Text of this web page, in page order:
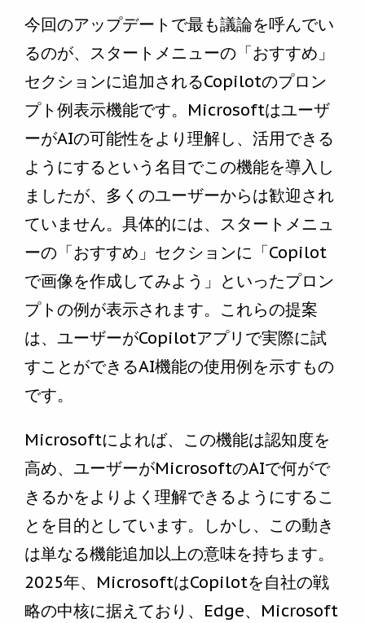
今回のアップデートで最も議論を呼んでい
るのが、スタートメニューの「おすすめ」
セクションに追加されるCopilotのプロン
プト例表示機能です。Microsoftはユーザ
ーがAIの可能性をより理解し、活用できる
ようにするという名目でこの機能を導入し
ましたが、多くのユーザーからは歓迎され
ていません。具体的には、スタートメニュ
ーの「おすすめ」セクションに「Copilot
で画像を作成してみよう」といったプロン
プトの例が表示されます。これらの提案
は、ユーザーがCopilotアプリで実際に試
すことができるAI機能の使用例を示すもの
です。
Microsoftによれば、この機能は認知度を
高め、ユーザーがMicrosoftのAIで何がで
きるかをよりよく理解できるようにするこ
とを目的としています。しかし、この動き
は単なる機能追加以上の意味を持ちます。
2025年、MicrosoftはCopilotを自社の戦
略の中核に据えており、Edge、Microsoft